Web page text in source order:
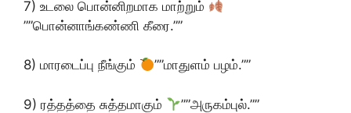
7) உடலை பொன்னிறமாக மாற்றும்
””பொன்னாங்கண்ணி கீரை.””
8) மாரடைப்பு நீங்கும் ””மாதுளம் பழம்.””
9) ரத்தத்தை சுத்தமாகும் ””அருகம்புல்.””